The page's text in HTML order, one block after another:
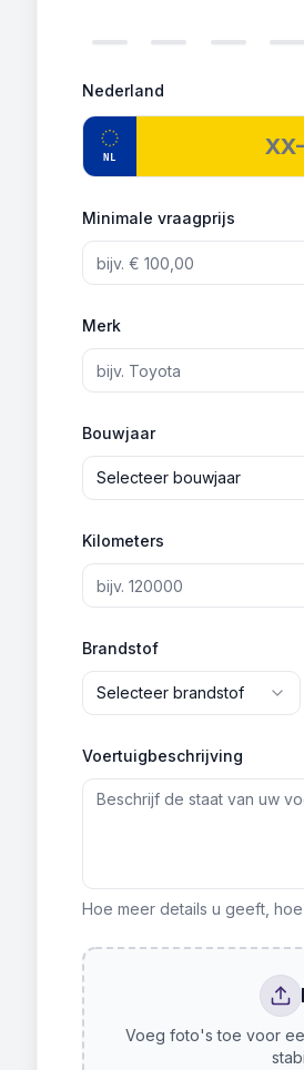
Nederland
NL
Minimale vraagprijs
Merk
Bouwjaar
Selecteer bouwjaar
Kilometers
Brandstof
Selecteer brandstof
Voertuigbeschrijving
Hoe meer details u geeft,
Voeg foto's toe voor